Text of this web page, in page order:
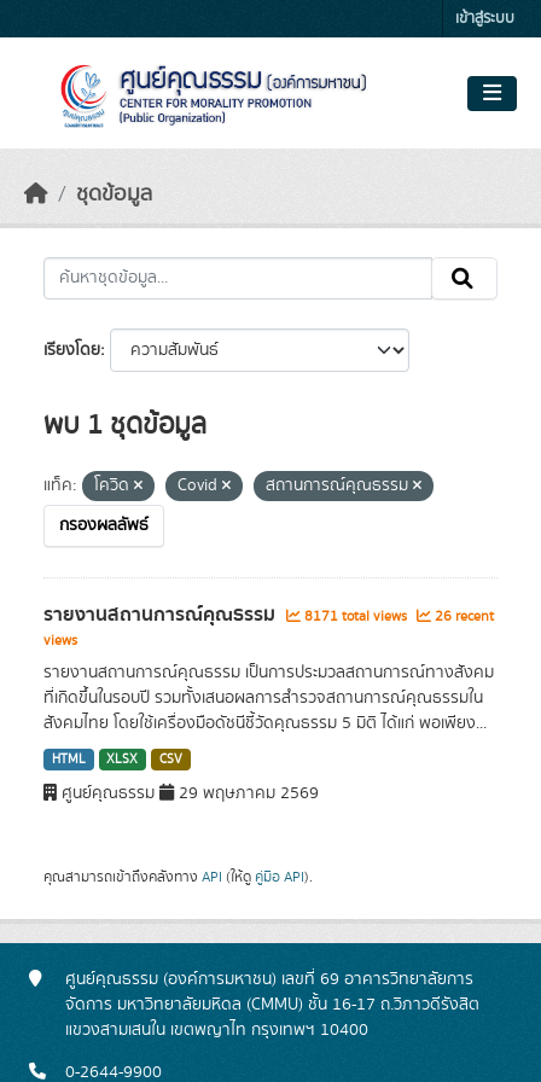
เข้าสู่ระบบ
ชุดข้อมูล
เรียงโดย
พบ 1 ชุดข้อมูล
แท็ค: โควิด Covid
สถานการณ์คุณธรรม
กรองผลลัพธ์
รายงานสถานการณ์คุณธรรม 8171 total views
26 recent
views
รายงานสถานการณ์คุณธรรม เป็นการประมวลสถานการณ์ทางสังคม
ที่เกิดขึ้นในรอบปี รวมทั้งเสนอผลการสำรวจสถานการณ์คุณธรรมใน
สังคมไทย โดยใช้เครื่องมือดัชนีชี้วัดคุณธรรม 5 มิติ ได้แก่ พอเพียง...
HTML XLSX CSV
ศูนย์คุณธรรม 29 พฤษภาคม 2569
คุณสามารถเข้าถึงคลังทาง API (ให้ดู คู่มือ API).
ศูนย์คุณธรรม (องค์การมหาชน) เลขที่ 69 อาคารวิทยาลัยการ
จัดการ มหาวิทยาลัยมหิดล (CMMU) ชั้น 16-17 ถ.วิภาวดีรังสิต
แขวงสามเสนใน เขตพญาไท กรุงเทพฯ 10400
0-2644-9900